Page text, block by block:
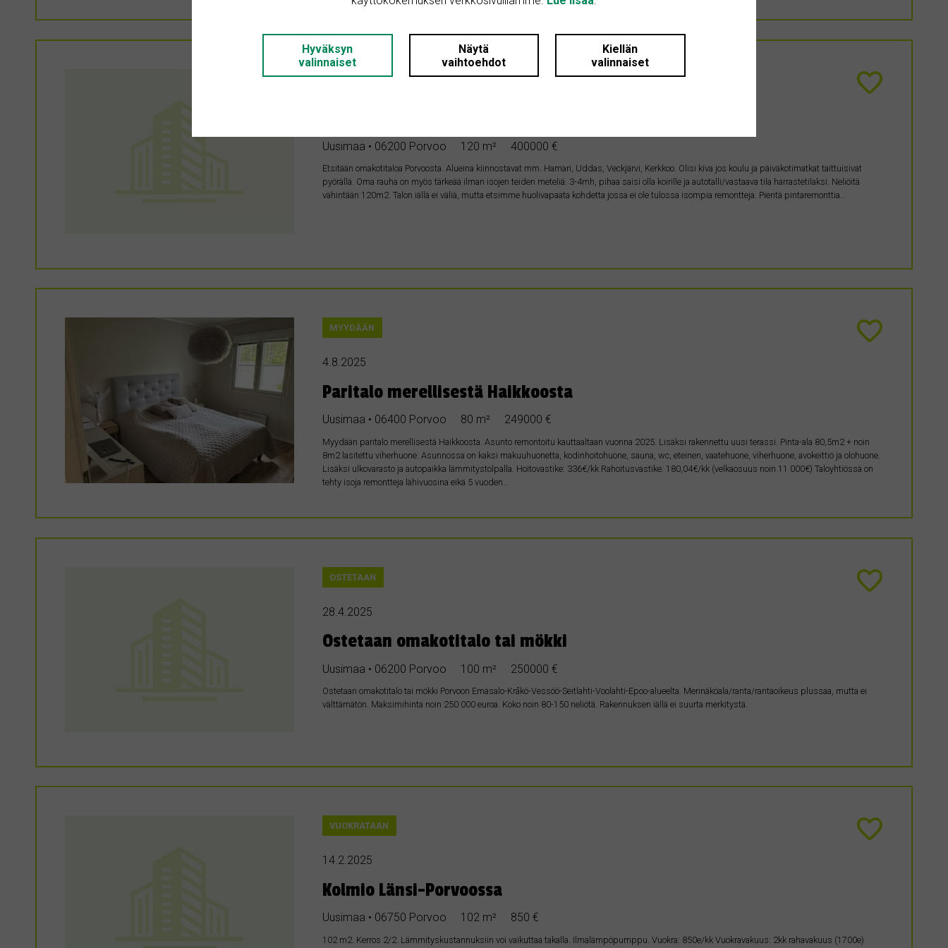
OSTETAAN
Uusimaa • 06200 Porvoo 120 m² 400000 €
Etsitään omakotitaloa Porvoosta. Alueina kiinnostavat mm. Hamari, Uddas, Veckjärvi, Kerkkoo. Olisi kiva jos koulu ja päiväkotimatkat taittuisivat
pyörällä. Oma rauha on myös tärkeää ilman isojen teiden meteliä. 3-4mh, pihaa saisi olla koirille ja autotalli/vastaava tila harrastetilaksi. Neliöitä
vähintään 120m2. Talon iällä ei väliä, mutta etsimme huolivapaata kohdetta jossa ei ole tulossa isompia remontteja. Pientä pintaremonttia…
MYYDÄÄN
4.8.2025
Paritalo merellisestä Haikkoosta
Uusimaa • 06400 Porvoo 80 m² 249000 €
Myydään paritalo merellisestä Haikkoosta. Asunto remontoitu kauttaaltaan vuonna 2025. Lisäksi rakennettu uusi terassi. Pinta-ala 80,5m2 + noin
8m2 lasitettu viherhuone. Asunnossa on kaksi makuuhuonetta, kodinhoitohuone, sauna, wc, eteinen, vaatehuone, viherhuone, avokeittiö ja olohuone.
Lisäksi ulkovarasto ja autopaikka lämmitystolpalla. Hoitovastike: 336€/kk Rahoitusvastike: 180,04€/kk (velkaosuus noin 11 000€) Taloyhtiössä on
tehty isoja remontteja lähivuosina eikä 5 vuoden…
OSTETAAN
28.4.2025
Ostetaan omakotitalo tai mökki
Uusimaa • 06200 Porvoo 100 m² 250000 €
Ostetaan omakotitalo tai mökki Porvoon Emäsalo-Kråkö-Vessöö-Seitlahti-Voolahti-Epoo-alueelta. Merinäköala/ranta/rantaoikeus plussaa, mutta ei
välttämätön. Maksimihinta noin 250 000 euroa. Koko noin 80-150 neliötä. Rakennuksen iällä ei suurta merkitystä.
VUOKRATAAN
14.2.2025
Kolmio Länsi-Porvoossa
Uusimaa • 06750 Porvoo 102 m² 850 €
102 m2. Kerros 2/2. Lämmityskustannuksiin voi vaikuttaa takalla. Ilmalämpöpumppu. Vuokra: 850e/kk Vuokravakuus: 2kk rahavakuus (1700e)
Hyväksyn
valinnaiset
Näytä
vaihtoehdot
Kiellän
valinnaiset